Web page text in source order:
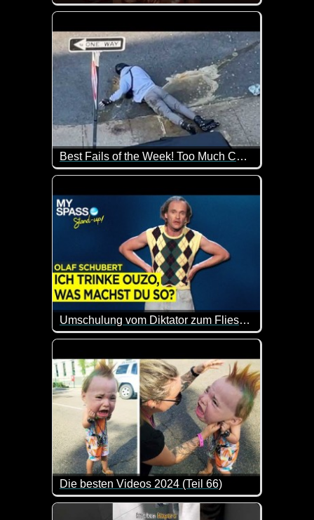
Man kann sich ja mal ein paar Ideen holen ;-)
Best Fails of the Week! Too Much Caffeine!
Missgeschicke passieren ständig und überall.
Umschulung vom Diktator zum Fliesenleger - Cindy & die jungen Wilden - Olaf Schubert
Aktuell ist ganz schön viel los in der Politik und
Die besten Videos 2024 (Teil 66)
Eine tolle Zusammenstellung von lustigen